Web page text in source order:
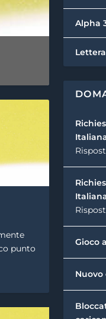
punto
Alpha
Gioco